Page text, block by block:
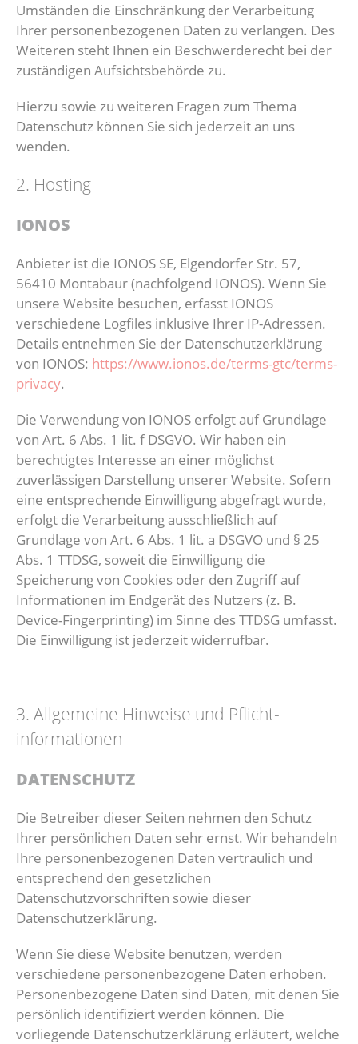
Umständen die Einschränkung der Verarbeitung
Ihrer personenbezogenen Daten zu verlangen. Des
Weiteren steht Ihnen ein Beschwerderecht bei der
zuständigen Aufsichtsbehörde zu.
Hierzu sowie zu weiteren Fragen zum Thema
Datenschutz können Sie sich jederzeit an uns
wenden.
2. Hosting
IONOS
Anbieter ist die IONOS SE, Elgendorfer Str. 57,
56410 Montabaur (nachfolgend IONOS). Wenn Sie
unsere Website besuchen, erfasst IONOS
verschiedene Logfiles inklusive Ihrer IP-Adressen.
Details entnehmen Sie der Datenschutzerklärung
von IONOS: https://www.ionos.de/terms-gtc/terms-
privacy.
Die Verwendung von IONOS erfolgt auf Grundlage
von Art. 6 Abs. 1 lit. f DSGVO. Wir haben ein
berechtigtes Interesse an einer möglichst
zuverlässigen Darstellung unserer Website. Sofern
eine entsprechende Einwilligung abgefragt wurde,
erfolgt die Verarbeitung ausschließlich auf
Grundlage von Art. 6 Abs. 1 lit. a DSGVO und § 25
Abs. 1 TTDSG, soweit die Einwilligung die
Speicherung von Cookies oder den Zugriff auf
Informationen im Endgerät des Nutzers (z. B.
Device-Fingerprinting) im Sinne des TTDSG umfasst.
Die Einwilligung ist jederzeit widerrufbar.
3. Allgemeine Hinweise und Pflicht­
informationen
DATENSCHUTZ
Die Betreiber dieser Seiten nehmen den Schutz
Ihrer persönlichen Daten sehr ernst. Wir behandeln
Ihre personenbezogenen Daten vertraulich und
entsprechend den gesetzlichen
Datenschutzvorschriften sowie dieser
Datenschutzerklärung.
Wenn Sie diese Website benutzen, werden
verschiedene personenbezogene Daten erhoben.
Personenbezogene Daten sind Daten, mit denen Sie
persönlich identifiziert werden können. Die
vorliegende Datenschutzerklärung erläutert, welche